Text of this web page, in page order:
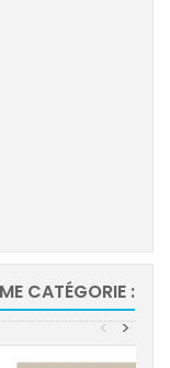
CATÉGORIE :
>
<